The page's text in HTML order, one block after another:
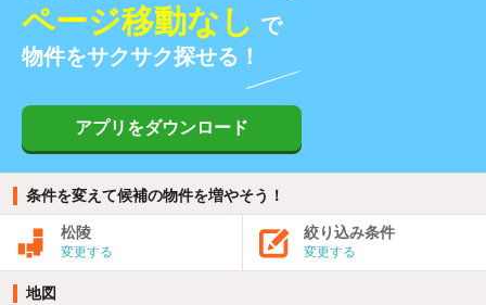
ページ移動なし で
物件をサクサク探せる！
アプリをダウンロード
条件を変えて候補の物件を増やそう！
松陵
変更する
絞り込み条件
変更する
地図